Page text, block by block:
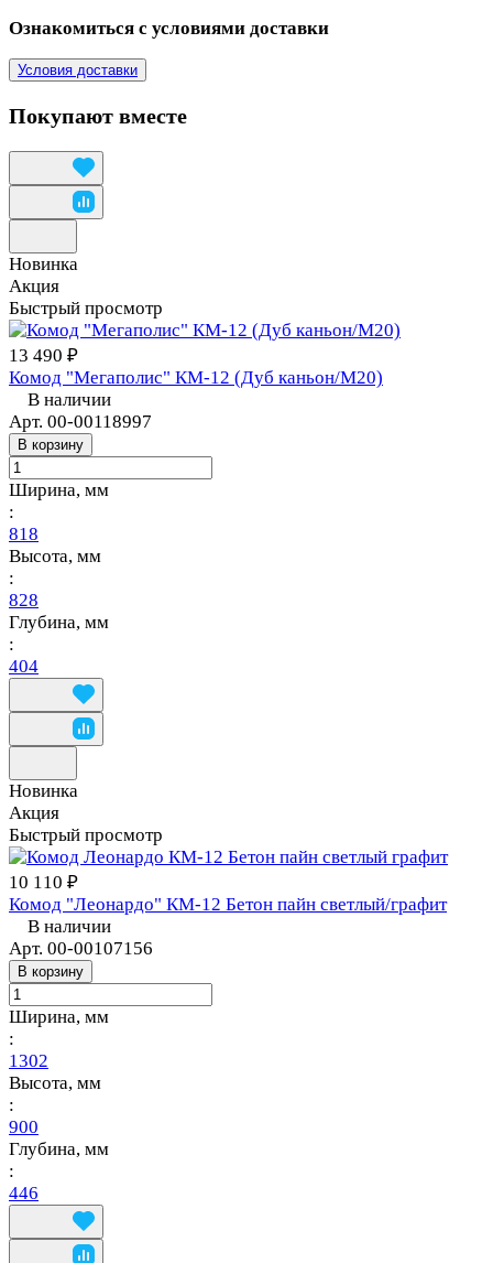
Ознакомиться с условиями доставки
Условия доставки
Покупают вместе
Новинка
Акция
Быстрый просмотр
13 490 ₽
Комод "Мегаполис" КМ-12 (Дуб каньон/M20)
В наличии
Арт. 00-00118997
В корзину
Ширина, мм
:
818
Высота, мм
:
828
Глубина, мм
:
404
Новинка
Акция
Быстрый просмотр
10 110 ₽
Комод "Леонардо" КМ-12 Бетон пайн светлый/графит
В наличии
Арт. 00-00107156
В корзину
Ширина, мм
:
1302
Высота, мм
:
900
Глубина, мм
:
446